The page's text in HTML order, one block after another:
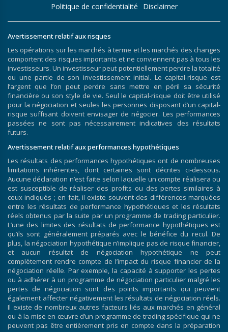
Politique de confidentialité
Disclaimer
Avertissement relatif aux risques
Les opérations sur les marchés à terme et les marchés des changes
comportent des risques importants et ne conviennent pas à tous les
investisseurs. Un investisseur peut potentiellement perdre la totalité
ou une partie de son investissement initial. Le capital-risque est
l’argent que l’on peut perdre sans mettre en péril sa sécurité
financière ou son style de vie. Seul le capital-risque doit être utilisé
pour la négociation et seules les personnes disposant d’un capital-
risque suffisant doivent envisager de négocier. Les performances
passées ne sont pas nécessairement indicatives des résultats
futurs.
Avertissement relatif aux performances hypothétiques
Les résultats des performances hypothétiques ont de nombreuses
limitations inhérentes, dont certaines sont décrites ci-dessous.
Aucune déclaration n’est faite selon laquelle un compte réalisera ou
est susceptible de réaliser des profits ou des pertes similaires à
ceux indiqués ; en fait, il existe souvent des différences marquées
entre les résultats de performance hypothétiques et les résultats
réels obtenus par la suite par un programme de trading particulier.
L’une des limites des résultats de performance hypothétiques est
qu’ils sont généralement préparés avec le bénéfice du recul. De
plus, la négociation hypothétique n’implique pas de risque financier,
et aucun résultat de négociation hypothétique ne peut
complètement rendre compte de l’impact du risque financier de la
négociation réelle. Par exemple, la capacité à supporter les pertes
ou à adhérer à un programme de négociation particulier malgré les
pertes de négociation sont des points importants qui peuvent
également affecter négativement les résultats de négociation réels.
Il existe de nombreux autres facteurs liés aux marchés en général
ou à la mise en œuvre d’un programme de trading spécifique qui ne
peuvent pas être entièrement pris en compte dans la préparation